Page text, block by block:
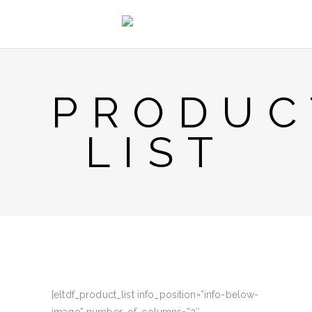
LIST
[eltdf_product_list info_position=”info-below-